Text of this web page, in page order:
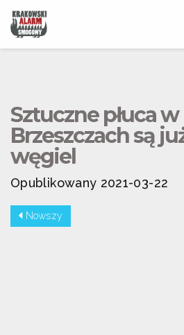
Sztuczne płuca w
Brzeszczach są
węgiel
Opublikowany 2021-03-22
Nowszy